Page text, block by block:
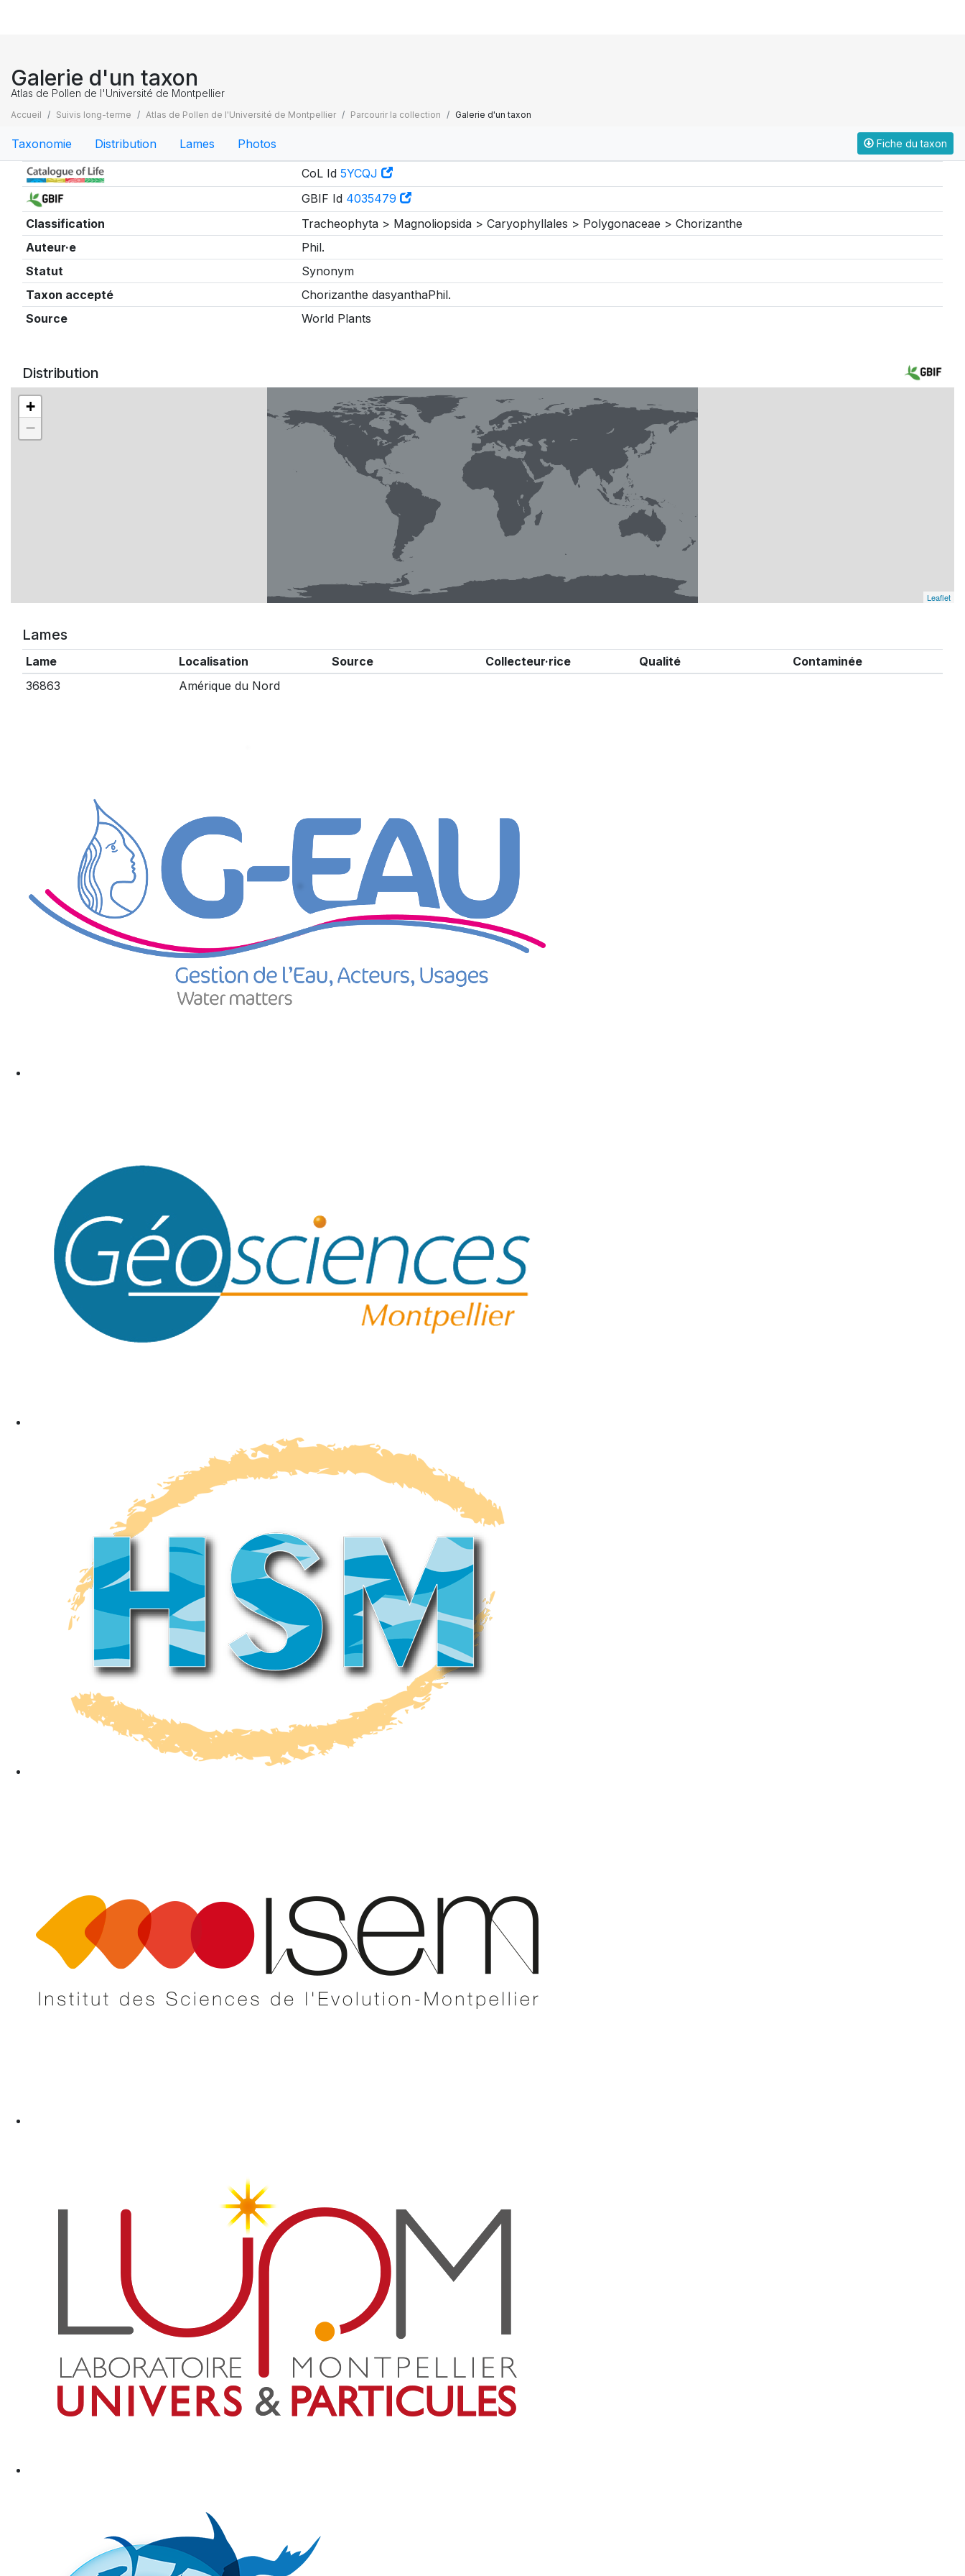
Galerie d'un taxon
Atlas de Pollen de l'Université de Montpellier
Accueil Suivis long-terme Atlas de Pollen de l'Université de Montpellier Parcourir la collection Galerie d'un taxon
Taxonomie Distribution Lames Photos Fiche du taxon
Taxonomie
CoL Id 5YCQJ
GBIF Id 4035479
Classification
Tracheophyta > Magnoliopsida > Caryophyllales > Polygonaceae > Chorizanthe
Auteur·e
Phil.
Statut
Synonym
Taxon accepté
Chorizanthe dasyanthaPhil.
Source
World Plants
Distribution
+
−
Leaflet
Lames
Lame Localisation Source Collecteur·rice Qualité
Contaminée
36863
Amérique du Nord